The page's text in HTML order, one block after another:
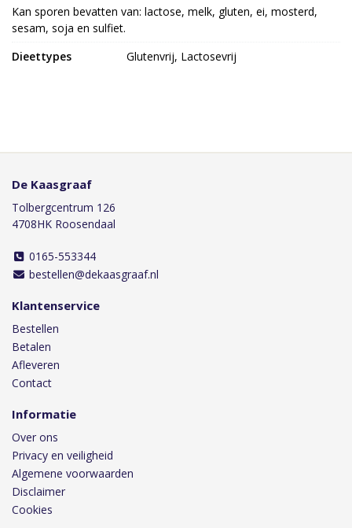
Kan sporen bevatten van: lactose, melk, gluten, ei, mosterd,
sesam, soja en sulfiet.
Dieettypes
Glutenvrij, Lactosevrij
De Kaasgraaf
Tolbergcentrum 126
4708HK Roosendaal
0165-553344
bestellen@dekaasgraaf.nl
Klantenservice
Bestellen
Betalen
Afleveren
Contact
Informatie
Over ons
Privacy en veiligheid
Algemene voorwaarden
Disclaimer
Cookies